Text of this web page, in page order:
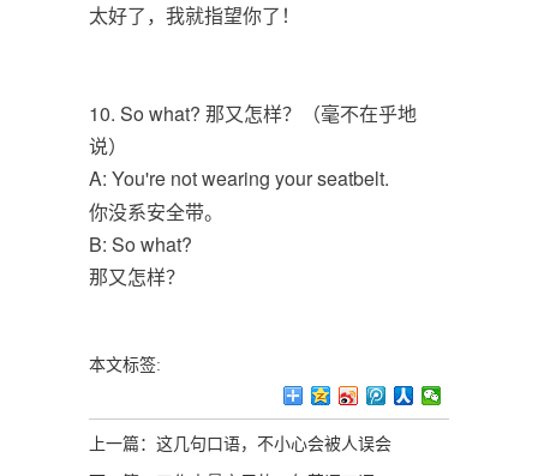
太好了，我就指望你了！
10. So what? 那又怎样？（毫不在乎地
说）
A: You're not wearing your seatbelt.
你没系安全带。
B: So what?
那又怎样？
本文标签:
上一篇： 这几句口语，不小心会被人误会